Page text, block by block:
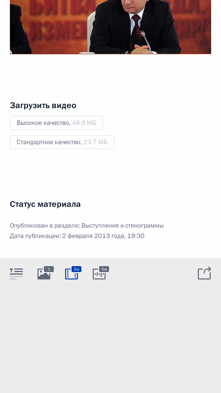
Загрузить видео
Высокое качество,48.9 МБ
Стандартное качество, 23.7 МБ
Статус материала
Опубликован в разделе: Выступления и стенограммы
Дата публикации:2 февраля 2013 года, 19:30
5 5м 5м